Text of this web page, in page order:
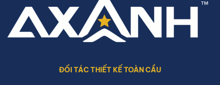
ĐỐI TÁC THIẾT KẾ TOÀN CẦU